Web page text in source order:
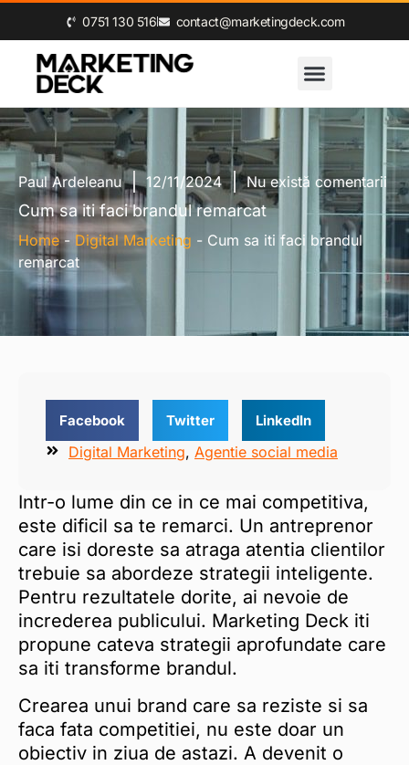
0‪751 130 516‬ contact@marketingdeck.com
Paul Ardeleanu 12/11/2024 Nu există comentarii
Cum sa iti faci brandul remarcat
Home- Digital Marketing - Cum sa iti faci brandul
remarcat
Digital Marketing, Agentie social media
Facebook Twitter LinkedIn
Intr-o lume din ce in ce mai competitiva,
este dificil sa te remarci. Un antreprenor
care isi doreste sa atraga atentia clientilor
trebuie sa abordeze strategii inteligente.
Pentru rezultatele dorite, ai nevoie de
increderea publicului. Marketing Deck iti
propune cateva strategii aprofundate care
sa iti transforme brandul.
Crearea unui brand care sa reziste si sa
faca fata competitiei, nu este doar un
obiectiv in ziua de astazi. A devenit o